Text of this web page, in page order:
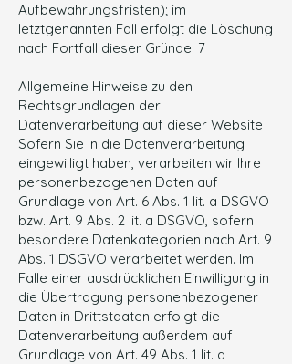
Aufbewahrungsfristen); im
letztgenannten Fall erfolgt die Löschung
nach Fortfall dieser Gründe. 7
Allgemeine Hinweise zu den
Rechtsgrundlagen der
Datenverarbeitung auf dieser Website
Sofern Sie in die Datenverarbeitung
eingewilligt haben, verarbeiten wir Ihre
personenbezogenen Daten auf
Grundlage von Art. 6 Abs. 1 lit. a DSGVO
bzw. Art. 9 Abs. 2 lit. a DSGVO, sofern
besondere Datenkategorien nach Art. 9
Abs. 1 DSGVO verarbeitet werden. Im
Falle einer ausdrücklichen Einwilligung in
die Übertragung personenbezogener
Daten in Drittstaaten erfolgt die
Datenverarbeitung außerdem auf
Grundlage von Art. 49 Abs. 1 lit. a